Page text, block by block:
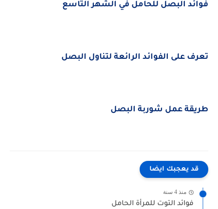
فوائد البصل للحامل في الشهر التاسع
تعرف على الفوائد الرائعة لتناول البصل
طريقة عمل شوربة البصل
قد يعجبك ايضا
منذ 4 سنة
فوائد التوت للمرأة الحامل